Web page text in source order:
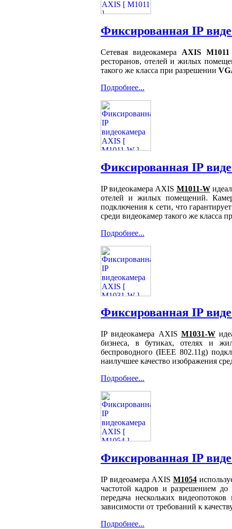
Фиксированная IP
Сетевая видеокамера AXIS M1011
ресторанов, отелей и жилых
такого же класса при разрешении
Подробнее...
Фиксированная IP
IP видеокамера AXIS M1011-W
отелей и жилых помещений.
подключения к сети, что
среди видеокамер такого же класса
Подробнее...
Фиксированная IP
IP видеокамера AXIS M1031-W
бизнеса, в бутиках, отелях и
беспроводного (IEEE 802.11g)
наилучшее качество изображения
Подробнее...
Фиксированная IP
IP видеоамера AXIS M1054
частотой кадров и разрешением
передача нескольких
зависимости от требований к
Подробнее...